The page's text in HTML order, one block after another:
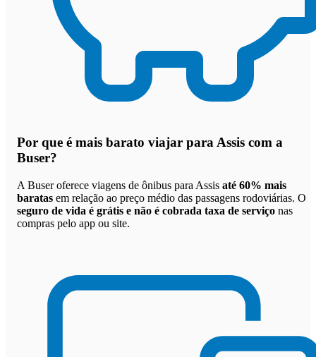
Por que é mais barato viajar para Assis com a
Buser?
A Buser oferece viagens de ônibus para Assis até 60% mais
baratas em relação ao preço médio das passagens rodoviárias. O
seguro de vida é grátis e não é cobrada taxa de serviço nas
compras pelo app ou site.